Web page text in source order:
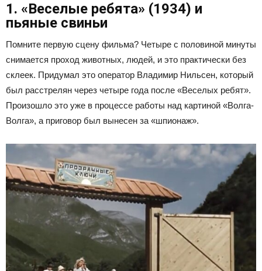
1. «Веселые ребята» (1934) и
пьяные свиньи
Помните первую сцену фильма? Четыре с половиной минуты
снимается проход животных, людей, и это практически без
склеек. Придумал это оператор Владимир Нильсен, который
был расстрелян через четыре года после «Веселых ребят».
Произошло это уже в процессе работы над картиной «Волга-
Волга», а приговор был вынесен за «шпионаж».